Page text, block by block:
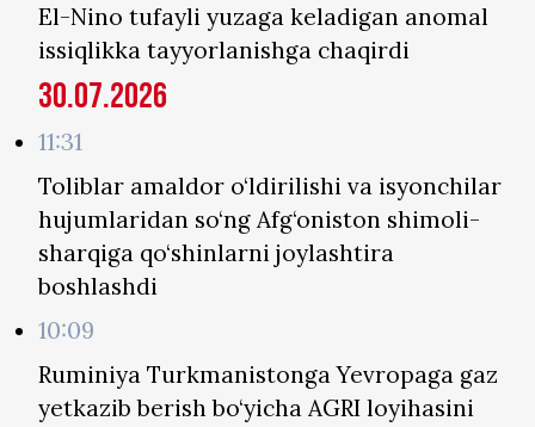
El-Nino tufayli yuzaga keladigan anomal
issiqlikka tayyorlanishga chaqirdi
30.07.2026
11:31
Toliblar amaldor o‘ldirilishi va isyonchilar
hujumlaridan so‘ng Afg‘oniston shimoli-
sharqiga qo‘shinlarni joylashtira
boshlashdi
10:09
Ruminiya Turkmanistonga Yevropaga gaz
yetkazib berish bo‘yicha AGRI loyihasini